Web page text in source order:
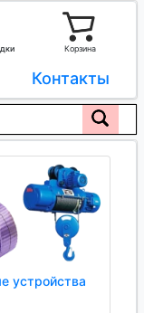
Корзина
Контакты
устройства